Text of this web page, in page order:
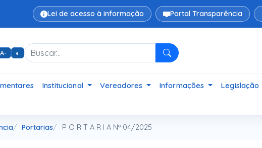
Lei de acesso à informação Portal Transparência
A- ◐
Pesquisar
Institucional Vereadores Informações Legislação
Portarias P O R T A R I A Nº 04/2025